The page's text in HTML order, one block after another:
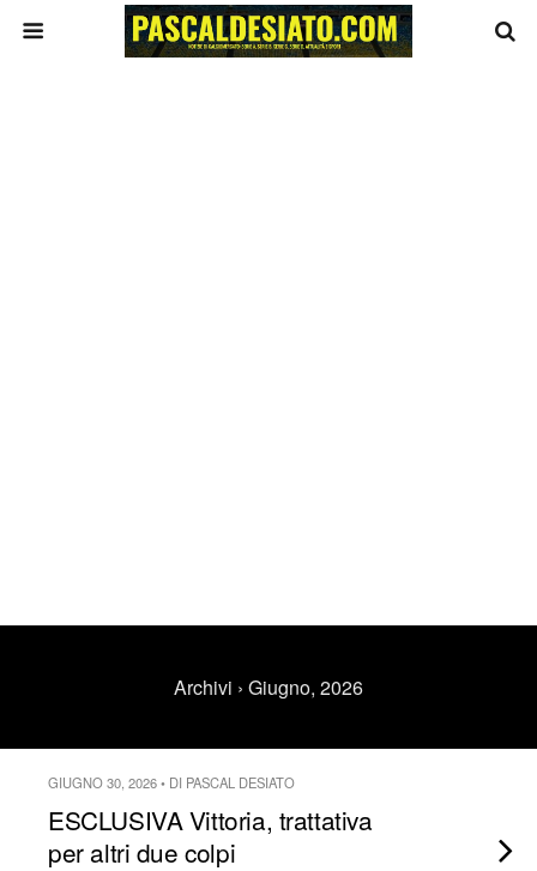
Archivi › Giugno, 2026
GIUGNO 30, 2026 • DI PASCAL DESIATO
ESCLUSIVA Vittoria, trattativa
per altri due colpi